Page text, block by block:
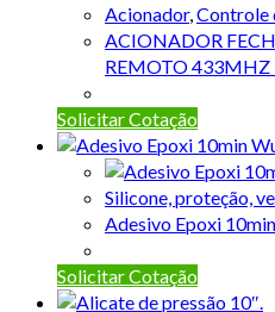
Acionador,Controle
ACIONADOR
REMOTO 433MHZ
Solicitar Cotação
Silicone, proteção,
Adesivo Epoxi
Solicitar Cotação